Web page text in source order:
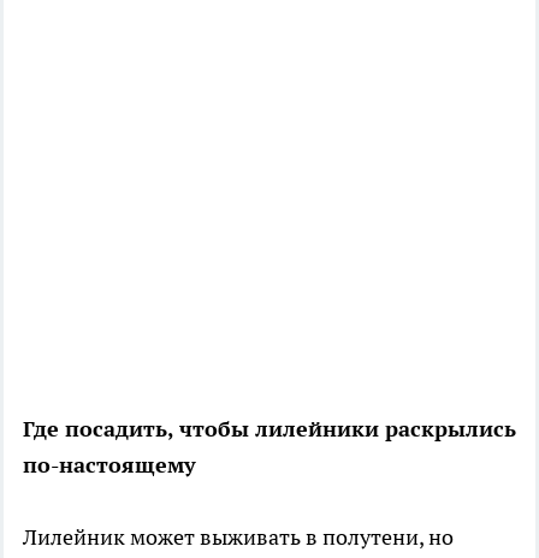
Где посадить, чтобы лилейники раскрылись
по-настоящему
Лилейник может выживать в полутени, но